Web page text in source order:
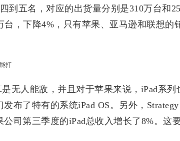
到五名，对应的出货量分别是310万台和
，下降4%，只有苹果、亚马逊和联想的
无人能敌，并且对于苹果来说，iPad系列
布了特有的系统iPad OS。另外，
司第三季度的iPad总收入增长了8%。这